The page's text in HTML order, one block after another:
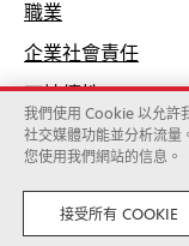
職業
企業社會責任opens
in
a
new
tab
可持續性
Lexmark國
©2026 版權
法律 隱私
我們使用 Cookie 以允許
社交媒體功能並分析流量
您使用我們網站的信息。
接受所有 COOKIE